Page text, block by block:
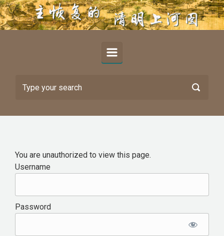
Skip to main content
You are unauthorized to view this page.
Username
Password